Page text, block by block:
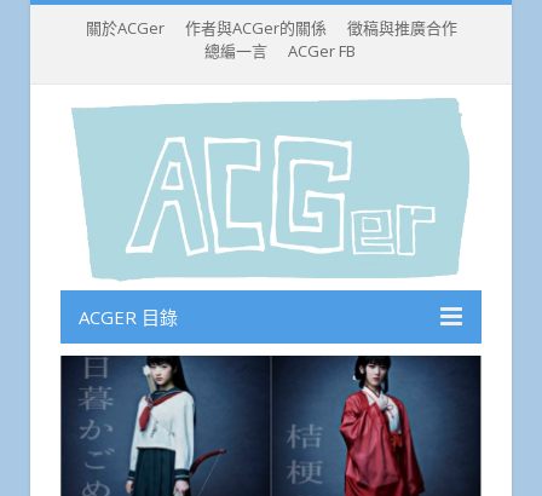
關於ACGer 作者與ACGer的關係
徵稿與推廣合作
總編一言
ACGer FB
ACGER 目錄